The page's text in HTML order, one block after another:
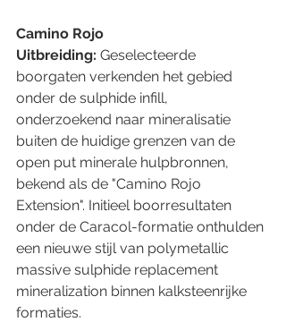
Camino Rojo
Uitbreiding: Geselecteerde
boorgaten verkenden het gebied
onder de sulphide infill,
onderzoekend naar mineralisatie
buiten de huidige grenzen van de
open put minerale hulpbronnen,
bekend als de "Camino Rojo
Extension". Initieel boorresultaten
onder de Caracol-formatie onthulden
een nieuwe stijl van polymetallic
massive sulphide replacement
mineralization binnen kalksteenrijke
formaties.